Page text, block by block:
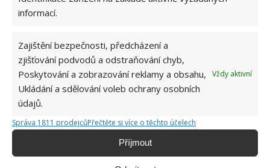
informací.
Zajištění bezpečnosti, předcházení a
zjišťování podvodů a odstraňování chyb,
Poskytování a zobrazování reklamy a obsahu,
Ukládání a sdělování voleb ochrany osobních
údajů.
Vždy aktivní
Správa 1811 prodejcůPřečtěte si více o těchto účelech
Příjmout
k poškození nervového systému, plic, jater, ledvin a
Zdroj: Goodhousekeeping